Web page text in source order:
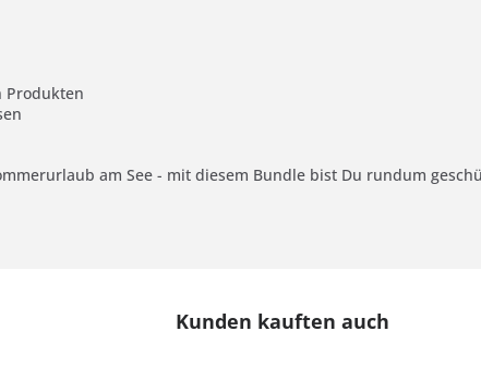
Produkten
am See - mit diesem Bundle bist Du rundum
Kunden kauften auch